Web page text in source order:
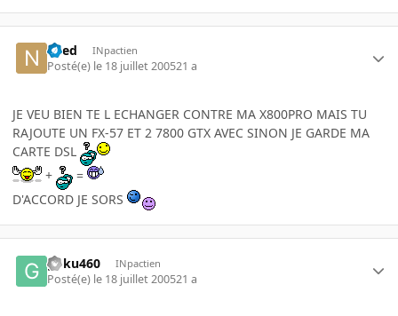
need INpactien
Posté(e) le 18 juillet 200521 a
JE VEU BIEN TE L ECHANGER CONTRE MA X800PRO MAIS TU
RAJOUTE UN FX-57 ET 2 7800 GTX AVEC SINON JE GARDE MA
CARTE DSL
+
=
D'ACCORD JE SORS
goku460 INpactien
Posté(e) le 18 juillet 200521 a